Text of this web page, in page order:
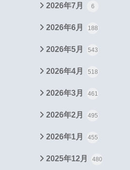
2026年7月 6
2026年6月 188
2026年5月 543
2026年4月 518
2026年3月 461
2026年2月 495
2026年1月 455
2025年12月 480